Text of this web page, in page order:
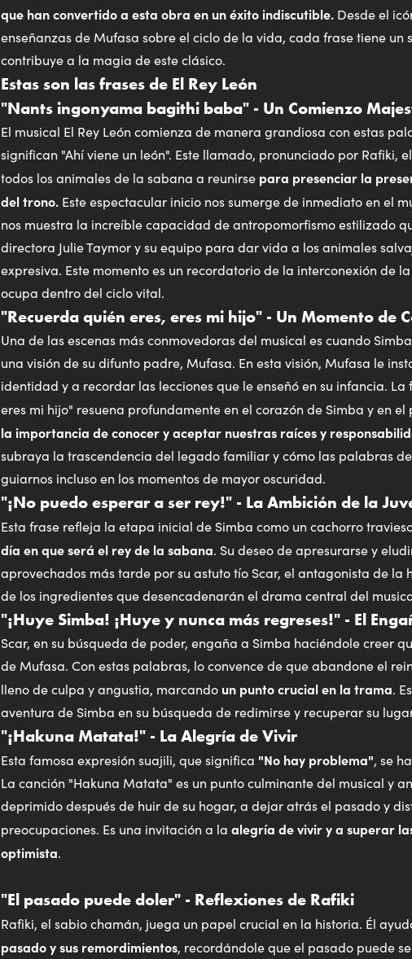
que han convertido a esta obra en un éxito indiscutible. Desde el
enseñanzas de Mufasa sobre el ciclo de la vida, cada frase tiene un
contribuye a la magia de este clásico.
Estas son las frases de El Rey León
"Nants ingonyama bagithi baba" - Un Comienzo
El musical El Rey León comienza de manera grandiosa con estas
significan "Ahí viene un león". Este llamado, pronunciado por Rafiki,
todos los animales de la sabana a reunirse para presenciar la
del trono. Este espectacular inicio nos sumerge de inmediato en el
nos muestra la increíble capacidad de antropomorfismo estilizado
directora Julie Taymor y su equipo para dar vida a los animales
expresiva. Este momento es un recordatorio de la interconexión de
ocupa dentro del ciclo vital.
"Recuerda quién eres, eres mi hijo" - Un Momento de
Una de las escenas más conmovedoras del musical es cuando
una visión de su difunto padre, Mufasa. En esta visión, Mufasa le
identidad y a recordar las lecciones que le enseñó en su infancia. La
eres mi hijo" resuena profundamente en el corazón de Simba y en el
la importancia de conocer y aceptar nuestras raíces y
subraya la trascendencia del legado familiar y cómo las palabras
guiarnos incluso en los momentos de mayor oscuridad.
"¡No puedo esperar a ser rey!" - La Ambición de la
Esta frase refleja la etapa inicial de Simba como un cachorro
día en que será el rey de la sabana. Su deseo de apresurarse y
aprovechados más tarde por su astuto tío Scar, el antagonista de la
de los ingredientes que desencadenarán el drama central del
"¡Huye Simba! ¡Huye y nunca más regreses!" - El
Scar, en su búsqueda de poder, engaña a Simba haciéndole creer
de Mufasa. Con estas palabras, lo convence de que abandone el
lleno de culpa y angustia, marcando un punto crucial en la trama.
aventura de Simba en su búsqueda de redimirse y recuperar su
"¡Hakuna Matata!" - La Alegría de Vivir
Esta famosa expresión suajili, que significa "No hay problema", se
La canción "Hakuna Matata" es un punto culminante del musical y
deprimido después de huir de su hogar, a dejar atrás el pasado y
preocupaciones. Es una invitación a la alegría de vivir y a superar
optimista.
"El pasado puede doler" - Reflexiones de Rafiki
Rafiki, el sabio chamán, juega un papel crucial en la historia. Él
pasado y sus remordimientos, recordándole que el pasado puede